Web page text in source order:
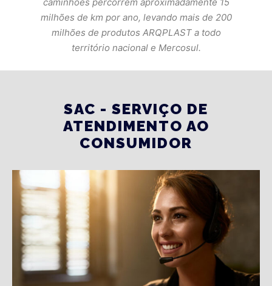
milhões de km por ano, levando mais de 200
milhões de produtos ARQPLAST a todo
território nacional e Mercosul.
SAC - SERVIÇO DE
ATENDIMENTO AO
CONSUMIDOR